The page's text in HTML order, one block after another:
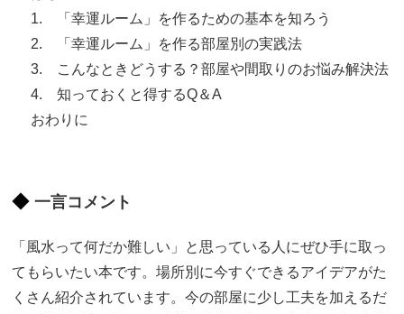
1. 「幸運ルーム」を作るための基本を知ろう
2. 「幸運ルーム」を作る部屋別の実践法
3. こんなときどうする？部屋や間取りのお悩み解決法
4. 知っておくと得するQ＆A
おわりに
一言コメント
「風水って何だか難しい」と思っている人にぜひ手に取っ
てもらいたい本です。場所別に今すぐできるアイデアがた
くさん紹介されています。今の部屋に少し工夫を加えるだ